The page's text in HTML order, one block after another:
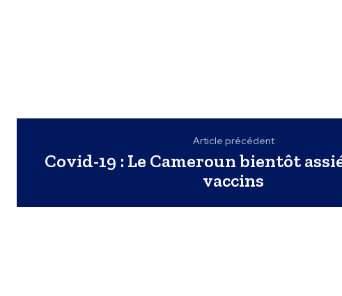
Article précédent
Covid-19 : Le Cameroun bientôt
vaccins